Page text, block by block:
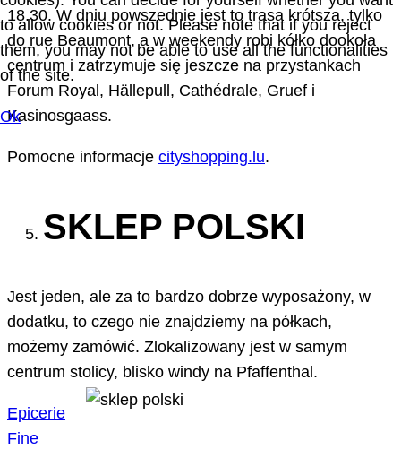
18.30. W dniu powszednie jest to trasa krótsza, tylko
do rue Beaumont, a w weekendy robi kółko dookoła
centrum i zatrzymuje się jeszcze na przystankach
Forum Royal, Hällepull, Cathédrale, Gruef i
Kasinosgaass.
Pomocne informacje cityshopping.lu.
SKLEP POLSKI
Jest jeden, ale za to bardzo dobrze wyposażony, w
dodatku, to czego nie znajdziemy na półkach,
możemy zamówić. Zlokalizowany jest w samym
centrum stolicy, blisko windy na Pfaffenthal.
Epicerie
Fine
to allow cookies or not. Please note that if you reject
them, you may not be able to use all the functionalities
of the site.
Ok